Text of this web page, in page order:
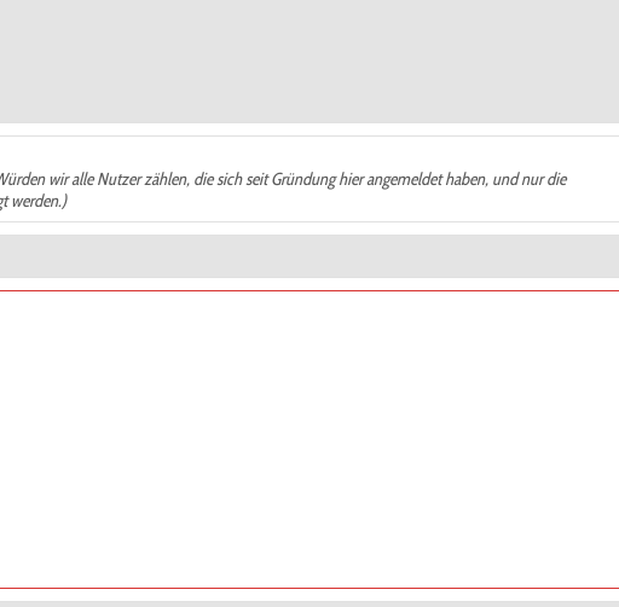
wir alle Nutzer zählen, die sich seit Gründung hier angemeldet haben, und nur die
werden.)